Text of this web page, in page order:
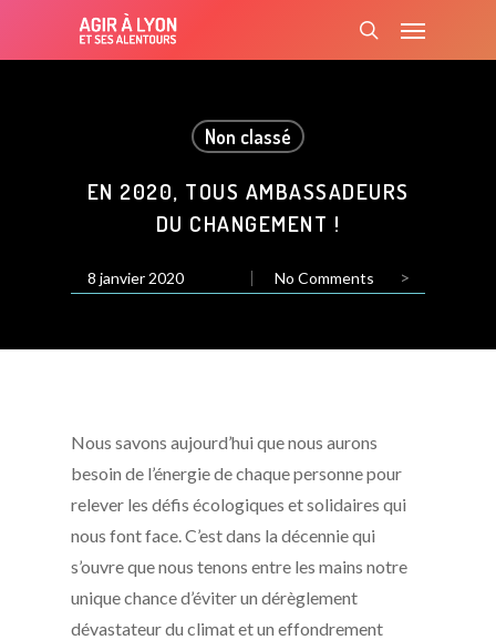
Menu
Non classé
EN 2020, TOUS AMBASSADEURS
DU CHANGEMENT !
8 janvier 2020 No Comments >
Nous savons aujourd’hui que nous aurons
besoin de l’énergie de chaque personne pour
relever les défis écologiques et solidaires qui
nous font face. C’est dans la décennie qui
s’ouvre que nous tenons entre les mains notre
unique chance d’éviter un dérèglement
dévastateur du climat et un effondrement